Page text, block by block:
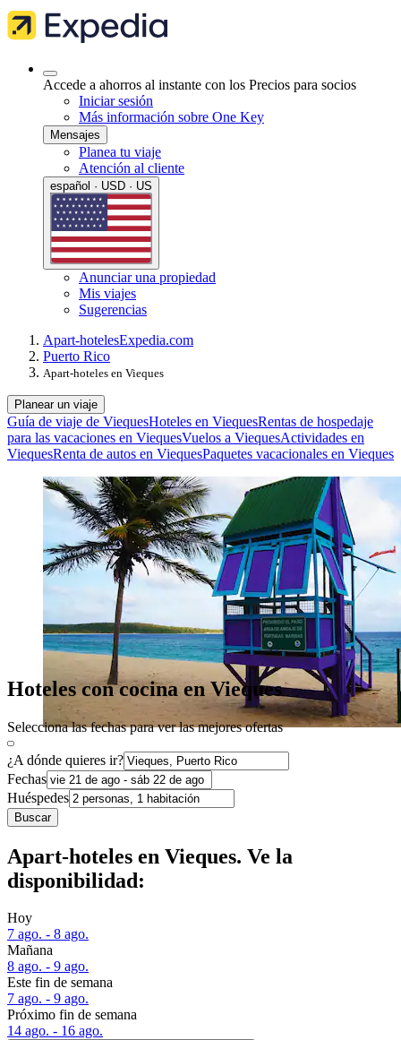
Accede a ahorros al instante con los Precios para socios
Iniciar sesión
Más información sobre One Key
Mensajes
Planea tu viaje
Atención al cliente
español · USD · US
Anunciar una propiedad
Mis viajes
Sugerencias
Apart-hotelesExpedia.com
Puerto Rico
Apart-hoteles en Vieques
Planear un viaje
Guía de viaje de ViequesHoteles en ViequesRentas de hospedaje
para las vacaciones en ViequesVuelos a ViequesActividades en
ViequesRenta de autos en ViequesPaquetes vacacionales en Vieques
Hoteles con cocina en Vieques
Selecciona las fechas para ver las mejores ofertas
¿A dónde quieres ir?
Fechas
Huéspedes
Buscar
Apart-hoteles en Vieques. Ve la
disponibilidad:
Hoy
7 ago. - 8 ago.
Mañana
8 ago. - 9 ago.
Este fin de semana
7 ago. - 9 ago.
Próximo fin de semana
14 ago. - 16 ago.